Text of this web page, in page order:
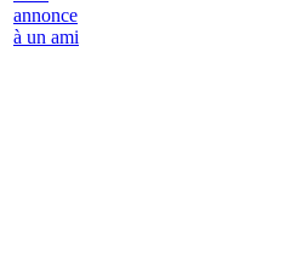
annonce
à un ami